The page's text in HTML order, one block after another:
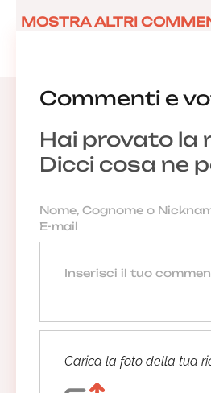
Commenti e
Hai provato la
Dicci cosa ne
Carica la foto della tua
MOSTRA ALTRI